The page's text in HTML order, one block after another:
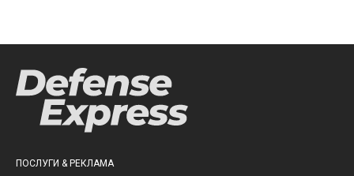
ПОСЛУГИ & РЕКЛАМА